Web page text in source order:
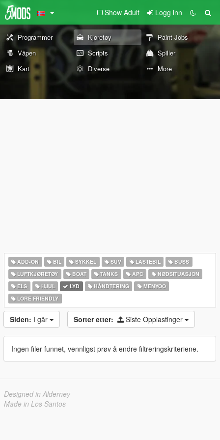
Show Adult Logg inn
Programmer Kjøretøy
Paint Jobs
Våpen
Scripts
Spiller
Kart
Diverse More
ADD-ON BIL SYKKEL SUV LASTEBIL
BUSS
LUFTKJØRETØY
BOAT TANKS APC
NØDSITUASJON
ELS
HJUL LYD HÅNDTERING
MENYOO
LORE FRIENDLY
Siden: I går Sorter etter: Siste Opplastinger
Ingen filer funnet, vennligst prøv å endre filtreringskriteriene.
Designed in Alderney
Made in Los Santos